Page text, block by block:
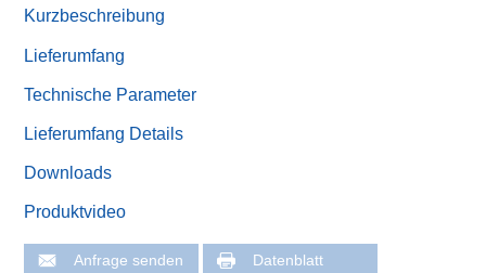
Kurzbeschreibung
Lieferumfang
Technische Parameter
Lieferumfang Details
Downloads
Produktvideo
Anfrage senden Datenblatt